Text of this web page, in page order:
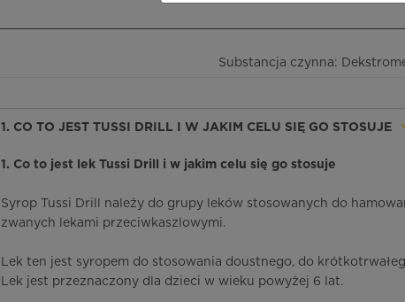
Substancja czynna:
1. CO TO JEST TUSSI DRILL I W JAKIM CELU SIĘ GO STOSUJE
1. Co to jest lek Tussi Drill i w jakim celu się go stosuje
Syrop Tussi Drill należy do grupy leków stosowanych do
zwanych lekami przeciwkaszlowymi.
Lek ten jest syropem do stosowania doustnego, do
Lek jest przeznaczony dla dzieci w wieku powyżej 6 lat.